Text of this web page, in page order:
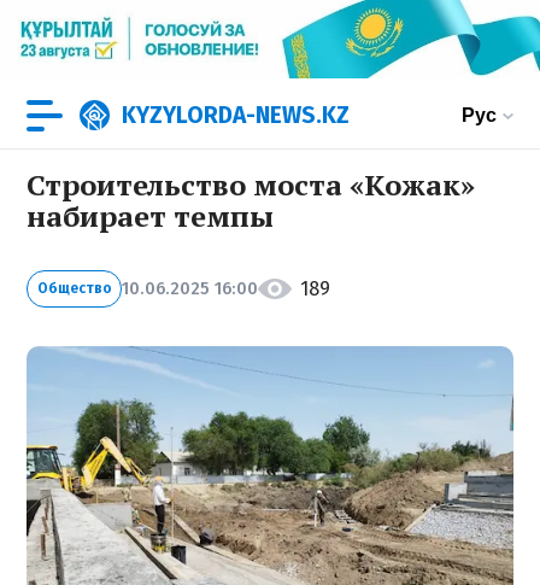
KYZYLORDA-NEWS.KZ Рус
Строительство моста «Кожак»
набирает темпы
Общество 10.06.2025 16:00 189